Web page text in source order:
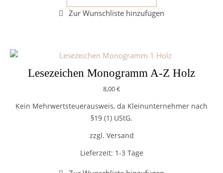
Lesezeichen Monogramm A-Z Holz
8,00€
Kein Mehrwertsteuerausweis, da Kleinunternehmer nach
§19 (1) UStG.
zzgl. Versand
Lieferzeit: 1-3 Tage